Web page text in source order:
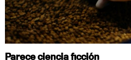
Parece ciencia ficción